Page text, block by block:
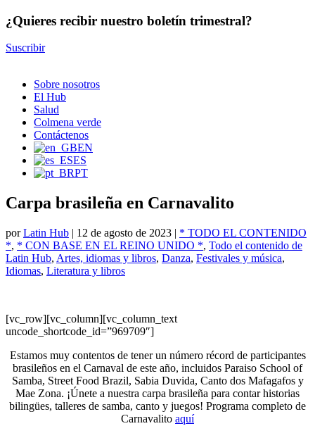
¿Quieres recibir nuestro boletín trimestral?
Suscribir
Sobre nosotros
El Hub
Salud
Colmena verde
Contáctenos
EN
ES
PT
Carpa brasileña en Carnavalito
porLatin Hub | 12 de agosto de 2023 | * TODO EL CONTENIDO
*, * CON BASE EN EL REINO UNIDO *, Todo el contenido de
Latin Hub, Artes, idiomas y libros, Danza, Festivales y música,
Idiomas, Literatura y libros
[vc_row][vc_column][vc_column_text
uncode_shortcode_id=”969709″]
Estamos muy contentos de tener un número récord de participantes
brasileños en el Carnaval de este año, incluidos Paraiso School of
Samba, Street Food Brazil, Sabia Duvida, Canto dos Mafagafos y
Mae Zona. ¡Únete a nuestra carpa brasileña para contar historias
bilingües, talleres de samba, canto y juegos! Programa completo de
Carnavalito aquí